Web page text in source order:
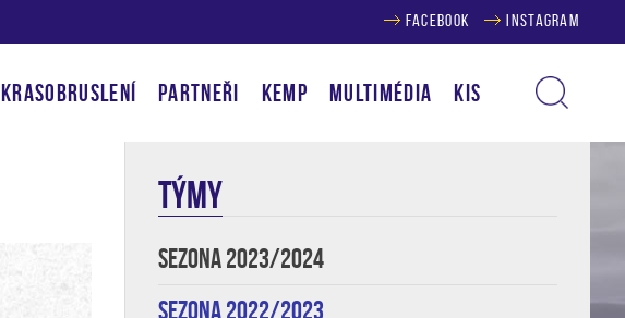
FACEBOOK INSTAGRAM
KRASOBRUSLENÍ PARTNEŘI KEMP MULTIMÉDIA KIS
TÝMY
SEZONA 2023/2024
SEZONA 2022/2023